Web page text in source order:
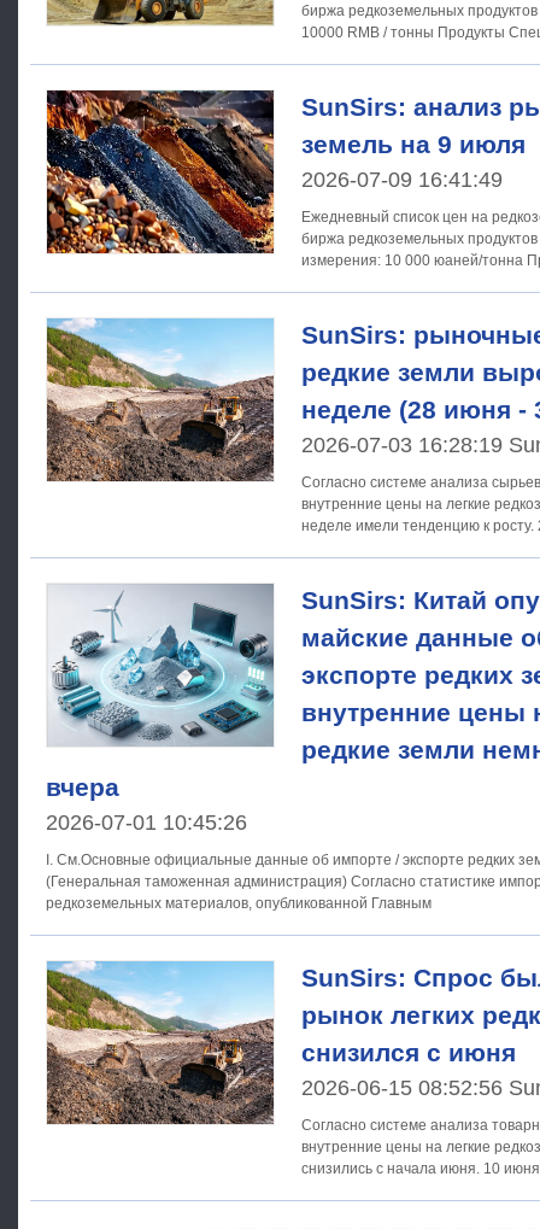
биржа редкоземельных продуктов 16 июля 2026 г. Единица:
10000 RMB / тонны Продукты Спецификации Самая высокая
SunSirs: анализ
земель на 9 июля
2026-07-09 16:41:49
Ежедневный список цен на
биржа редкоземельных продуктов 9 июля 2026 года Единица
измерения: 10 000 юаней/тонна Продукты Спецификации
SunSirs:
редкие земли
неделе (28 июня -
2026-07-03 16:28:19
Согласно системе анализа
внутренние цены на легкие
неделе имели тенденцию к росту.
SunSirs: Китай
майские данные
экспорте редких
внутренние цены
редкие земли
вчера
2026-07-01 10:45:26
I. См.Основные официальные данные об импорте / экспорте редких
(Генеральная таможенная администрация) Согласно статистике импорта / экспорта
редкоземельных материалов, опубликованной Главным
SunSirs: Спрос
рынок легких
снизился с июня
2026-06-15 08:52:56
Согласно системе анализа
внутренние цены на легкие
снизились с начала июня. 10